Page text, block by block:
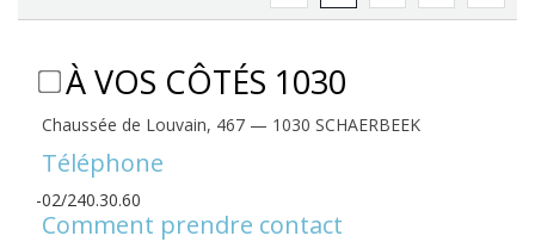
À VOS CÔTÉS 1030
Chaussée de Louvain, 467 — 1030 SCHAERBEEK
Téléphone
02/240.30.60
Comment prendre contact